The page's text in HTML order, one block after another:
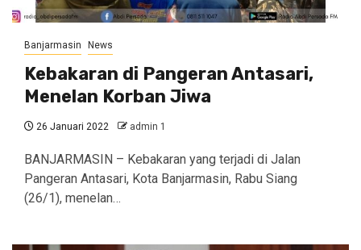
Banjarmasin News
Kebakaran di Pangeran Antasari,
Menelan Korban Jiwa
26 Januari 2022 admin 1
BANJARMASIN – Kebakaran yang terjadi di Jalan
Pangeran Antasari, Kota Banjarmasin, Rabu Siang
(26/1), menelan…